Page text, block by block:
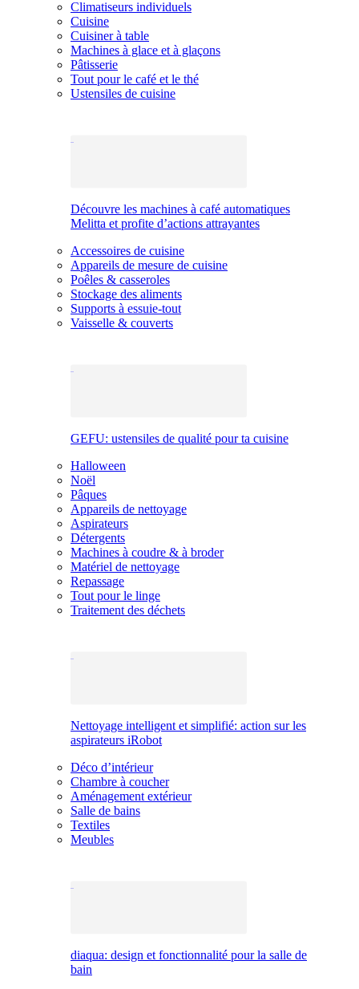
Climatiseurs individuels
Cuisine
Cuisiner à table
Machines à glace et à glaçons
Pâtisserie
Tout pour le café et le thé
Ustensiles de cuisine
Découvre les machines à café automatiques
Melitta et profite d’actions attrayantes
Accessoires de cuisine
Appareils de mesure de cuisine
Poêles & casseroles
Stockage des aliments
Supports à essuie-tout
Vaisselle & couverts
GEFU: ustensiles de qualité pour ta cuisine
Halloween
Noël
Pâques
Appareils de nettoyage
Aspirateurs
Détergents
Machines à coudre & à broder
Matériel de nettoyage
Repassage
Tout pour le linge
Traitement des déchets
Nettoyage intelligent et simplifié: action sur les
aspirateurs iRobot
Déco d’intérieur
Chambre à coucher
Aménagement extérieur
Salle de bains
Textiles
Meubles
diaqua: design et fonctionnalité pour la salle de
bain